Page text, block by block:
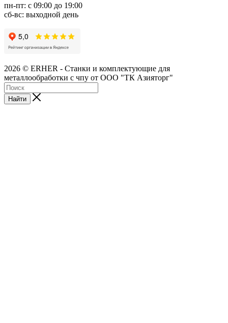
пн-пт: с 09:00 до 19:00
сб-вс: выходной день
2026 © ERHER - Станки и комплектующие для
металлообработки с чпу от ООО "ТК Азияторг"
Найти